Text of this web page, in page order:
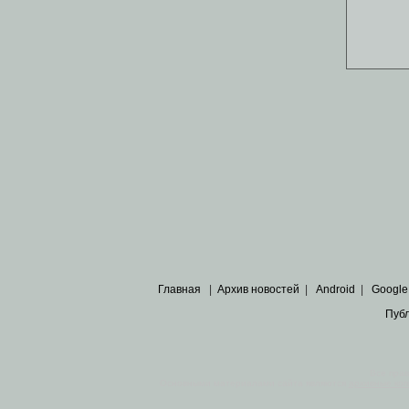
Главная Архив новостей Android Google